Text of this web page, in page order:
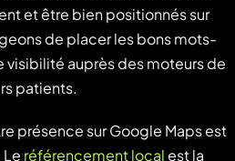
et être bien positionnés sur
de placer les bons mots-
visibilité auprès des moteurs de
patients.
présence sur Google Maps est
référencement localest la